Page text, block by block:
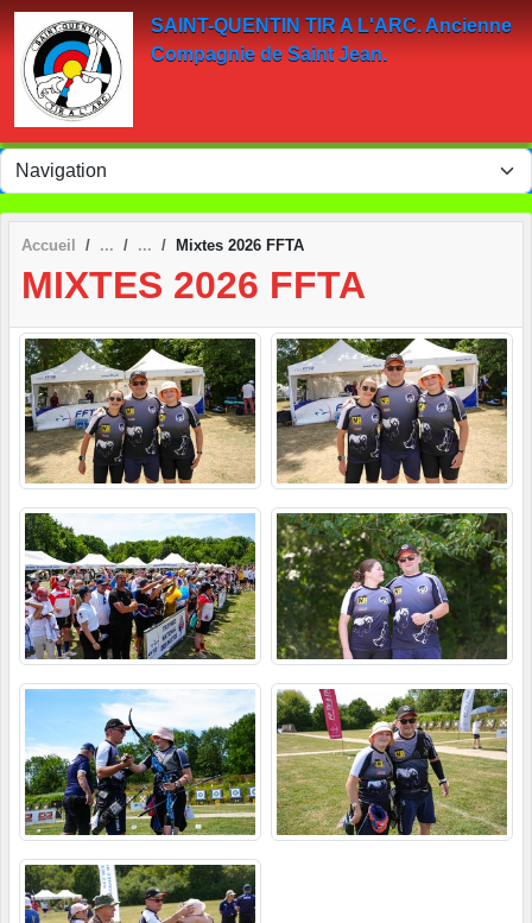
SAINT-QUENTIN TIR A L'ARC. Ancienne
Compagnie de Saint Jean.
Accueil Mixtes 2026 FFTA
MIXTES 2026 FFTA
Panneau de gestion des cookies